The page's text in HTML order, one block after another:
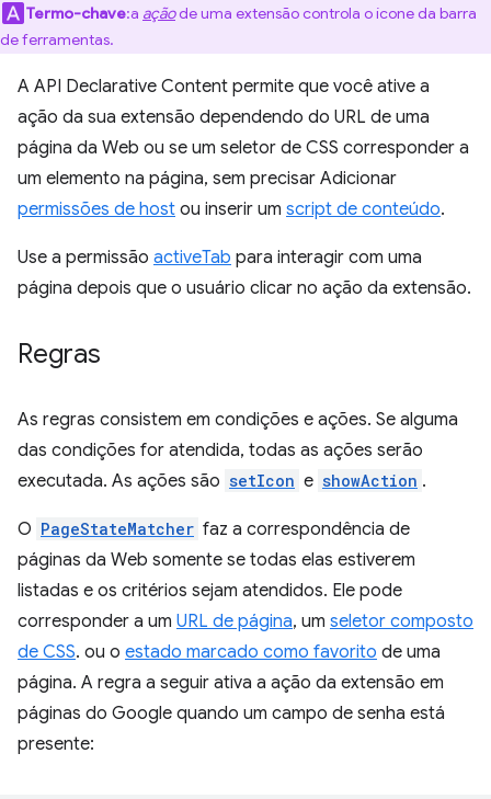
Termo-chave:a açãode uma extensão controla o ícone da barra
de ferramentas.
A API Declarative Content permite que você ative a
ação da sua extensão dependendo do URL de uma
página da Web ou se um seletor de CSS corresponder a
um elemento na página, sem precisar Adicionar
permissões de host ou inserir um script de conteúdo.
Use a permissão activeTab para interagir com uma
página depois que o usuário clicar no ação da extensão.
Regras
As regras consistem em condições e ações. Se alguma
das condições for atendida, todas as ações serão
executada. As ações são setIcon e showAction .
O PageStateMatcher faz a correspondência de
páginas da Web somente se todas elas estiverem
listadas e os critérios sejam atendidos. Ele pode
corresponder a um URL de página, um seletor composto
de CSS. ou o estado marcado como favorito de uma
página. A regra a seguir ativa a ação da extensão em
páginas do Google quando um campo de senha está
presente: